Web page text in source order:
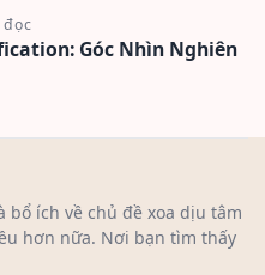
Góc Nhìn Nghiên
bổ ích về chủ đề xoa dịu tâm
hơn nữa. Nơi bạn tìm thấy